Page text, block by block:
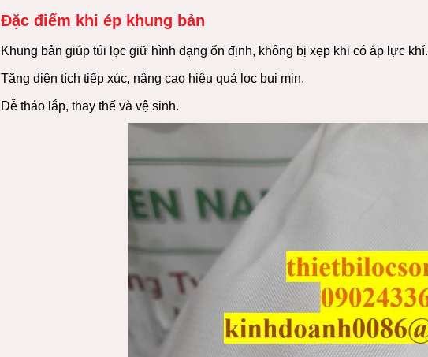
Đặc điểm khi ép khung bản
Khung bản giúp túi lọc giữ hình dạng ổn định, không bị xẹp khi có áp lực khí.
Tăng diện tích tiếp xúc, nâng cao hiệu quả lọc bụi mịn.
Dễ tháo lắp, thay thế và vệ sinh.